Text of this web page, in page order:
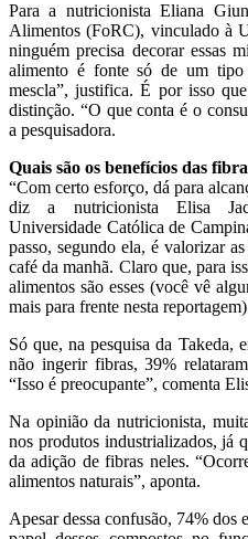
Para a nutricionista Eliana
Alimentos (FoRC), vinculado à
ninguém precisa decorar essas
alimento é fonte só de um
mescla”, justifica. É por isso
distinção. “O que conta é o
a pesquisadora.
Quais são os benefícios das
“Com certo esforço, dá para
diz a nutricionista Elisa
Universidade Católica de
passo, segundo ela, é valorizar
café da manhã. Claro que, para
alimentos são esses (você vê
mais para frente nesta
Só que, na pesquisa da Takeda,
não ingerir fibras, 39%
“Isso é preocupante”, comenta
Na opinião da nutricionista,
nos produtos industrializados, já
da adição de fibras neles.
alimentos naturais”, aponta.
Apesar dessa confusão, 74% dos